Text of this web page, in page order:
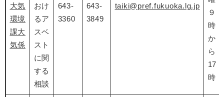
大気
環境
課大
気係
おけ
るア
スベ
スト
に関
する
相談
643-
3360
643-
3849
taiki@pref.fukuoka.lg.jp
９
時
か
ら
17
時